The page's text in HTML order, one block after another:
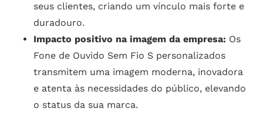
seus clientes, criando um vínculo mais forte e
duradouro.
Impacto positivo na imagem da empresa: Os
Fone de Ouvido Sem Fio S personalizados
transmitem uma imagem moderna, inovadora
e atenta às necessidades do público, elevando
o status da sua marca.